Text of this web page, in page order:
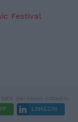
Festival
LINKEDIN